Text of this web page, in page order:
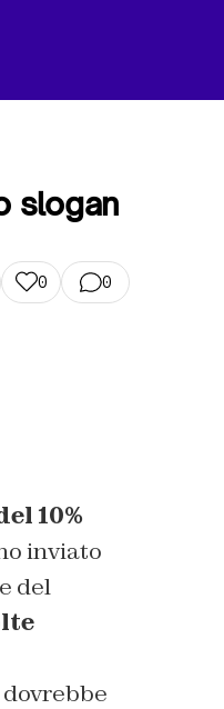
slogan
0 0
10%
inviato
del